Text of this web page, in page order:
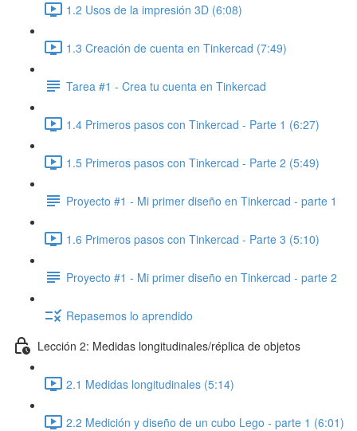
1.2 Usos de la impresión 3D (6:08)
1.3 Creación de cuenta en Tinkercad (7:49)
Tarea #1 - Crea tu cuenta en Tinkercad
1.4 Primeros pasos con Tinkercad - Parte 1 (6:27)
1.5 Primeros pasos con Tinkercad - Parte 2 (5:49)
Proyecto #1 - Mi primer diseño en Tinkercad - parte 1
1.6 Primeros pasos con Tinkercad - Parte 3 (5:10)
Proyecto #1 - Mi primer diseño en Tinkercad - parte 2
Repasemos lo aprendido
Lección 2: Medidas longitudinales/réplica de objetos
2.1 Medidas longitudinales (5:14)
2.2 Medición y diseño de un cubo Lego - parte 1 (6:01)